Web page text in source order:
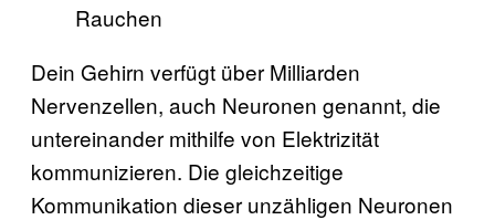
Rauchen
Dein Gehirn verfügt über Milliarden
Nervenzellen, auch Neuronen genannt, die
untereinander mithilfe von Elektrizität
kommunizieren. Die gleichzeitige
Kommunikation dieser unzähligen Neuronen